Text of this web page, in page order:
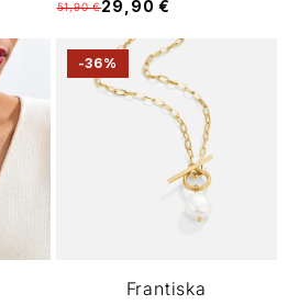
51,90 €29,90 €
-36%
Frantiska